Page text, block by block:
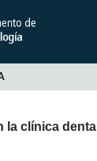
la clínica dental